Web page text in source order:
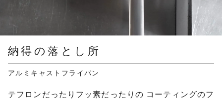
納得の落とし所
アルミキャストフライパン
テフロンだったりフッ素だったりの コーティングのフ